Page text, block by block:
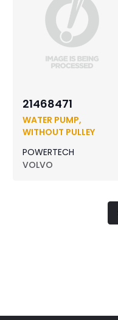
21468471
WATER PUMP,
WITHOUT PULLEY
POWERTECH
VOLVO